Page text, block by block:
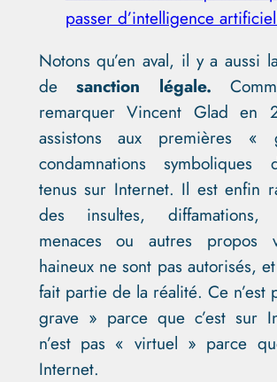
passer d’intelligence
Notons qu’en aval, il y a aussi
desanction légale.
remarquer Vincent Glad en
assistons aux premières «
condamnations symboliques
tenus sur Internet. Il est enfin
des insultes, diffamations,
menaces ou autres propos
haineux ne sont pas autorisés,
fait partie de la réalité. Ce n’est
grave » parce que c’est sur
n’est pas « virtuel » parce
Internet.